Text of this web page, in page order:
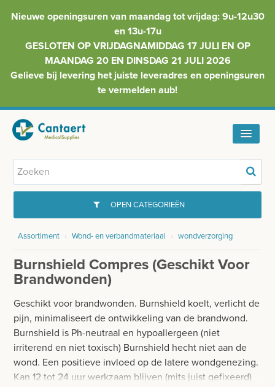
Nieuwe openingsuren van maandag tot vrijdag: 9u-12u30
en 13u-17u
GESLOTEN OP VRIJDAGNAMIDDAG 17 JULI EN OP
MAANDAG 20 EN DINSDAG 21 JULI 2026
Gelieve bij levering het juiste leveradres en openingsuren
te vermelden aub!
HOME
BESURGICAL - INSTRUMENTARIUM
OPERATIE SETS
CONTACT
login
OPEN CATEGORIEËN
GYNAECOLOGIE
INJECTIEMATERIAAL
WOND- EN VERBANDMATERIAAL
WINDELS EN STEUNVERBANDEN
COMPRESSEN
GAAS- EN FIXATIEVERBANDEN
Assortiment › Wond- en verbandmateriaal › wondverzorging
Burnshield Compres (geschikt Voor
Brandwonden)
Geschikt voor brandwonden. Burnshield koelt, verlicht de
pijn, minimaliseert de ontwikkeling van de brandwond.
Burnshield is Ph-neutraal en hypoallergeen (niet
irriterend en niet toxisch) Burnshield hecht niet aan de
wond. Een positieve invloed op de latere wondgenezing.
Kan 12 tot 24 uur werkzaam blijven (mits juist gefixeerd)